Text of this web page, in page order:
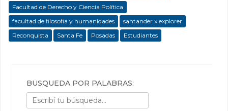
Facultad de Derecho y Ciencia Política
facultad de filosofia y humanidades
santander x explorer
Reconquista
Santa Fe Posadas Estudiantes
BÚSQUEDA POR PALABRAS: